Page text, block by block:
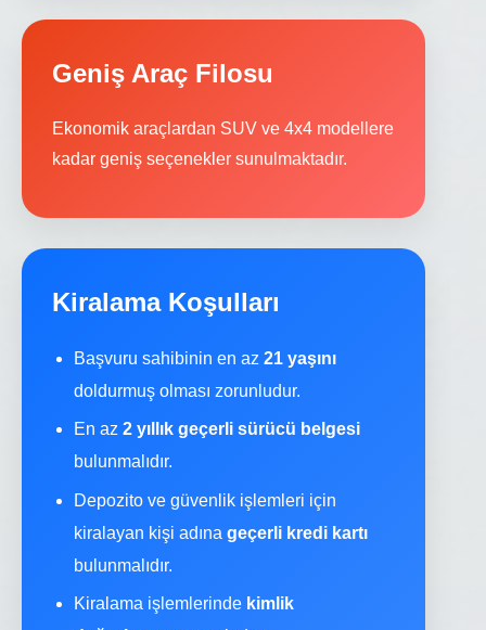
Geniş Araç Filosu
Ekonomik araçlardan SUV ve 4x4 modellere
kadar geniş seçenekler sunulmaktadır.
Kiralama Koşulları
Başvuru sahibinin en az 21 yaşını
doldurmuş olması zorunludur.
En az 2 yıllık geçerli sürücü belgesi
bulunmalıdır.
Depozito ve güvenlik işlemleri için
kiralayan kişi adına geçerli kredi kartı
bulunmalıdır.
Kiralama işlemlerinde kimlik